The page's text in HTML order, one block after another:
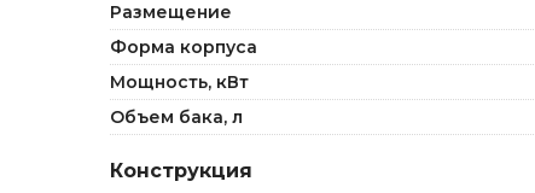
Размещение
Форма корпуса
Мощность, кВт
Объем бака, л
Конструкция